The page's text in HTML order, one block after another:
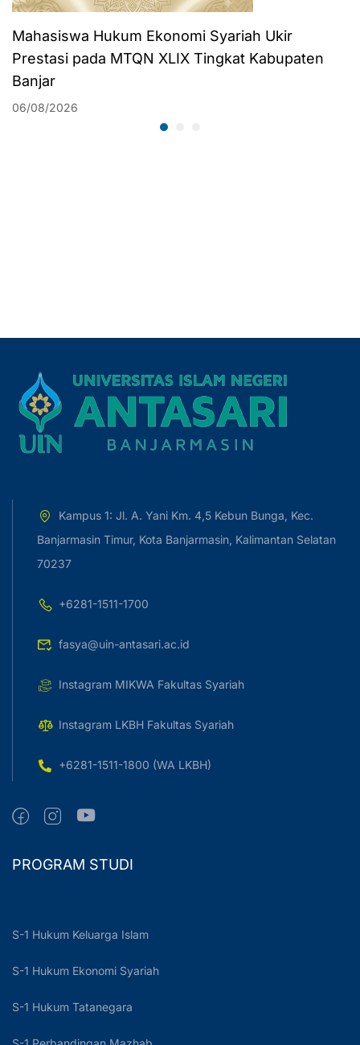
Mahasiswa Hukum Ekonomi Syariah Ukir
Prestasi pada MTQN XLIX Tingkat Kabupaten
Banjar
06/08/2026
Kampus 1: Jl. A. Yani Km. 4,5 Kebun Bunga, Kec.
Banjarmasin Timur, Kota Banjarmasin, Kalimantan Selatan
70237
+6281-1511-1700
fasya@uin-antasari.ac.id
Instagram MIKWA Fakultas Syariah
Instagram LKBH Fakultas Syariah
+6281-1511-1800 (WA LKBH)
PROGRAM STUDI
S-1 Hukum Keluarga Islam
S-1 Hukum Ekonomi Syariah
S-1 Hukum Tatanegara